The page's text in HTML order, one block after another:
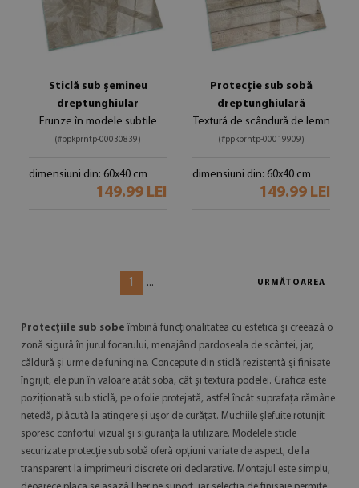
Sticlă sub șemineu
dreptunghiular
Frunze în modele subtile
(#ppkprntp-00030839)
dimensiuni din: 60x40 cm
149.99 LEI
Protecție sub sobă
dreptunghiulară
Textură de scândură de lemn
(#ppkprntp-00019909)
dimensiuni din: 60x40 cm
149.99 LEI
1 ... URMĂTOAREA
Protecțiile sub sobe îmbină funcționalitatea cu estetica și creează o
zonă sigură în jurul focarului, menajând pardoseala de scântei, jar,
căldură și urme de funingine. Concepute din sticlă rezistentă și finisate
îngrijit, ele pun în valoare atât soba, cât și textura podelei. Grafica este
poziționată sub sticlă, pe o folie protejată, astfel încât suprafața rămâne
netedă, plăcută la atingere și ușor de curățat. Muchiile șlefuite rotunjit
sporesc confortul vizual și siguranța la utilizare. Modelele sticle
securizate protecție sub sobă oferă opțiuni variate de aspect, de la
transparent la imprimeuri discrete ori declarative. Montajul este simplu,